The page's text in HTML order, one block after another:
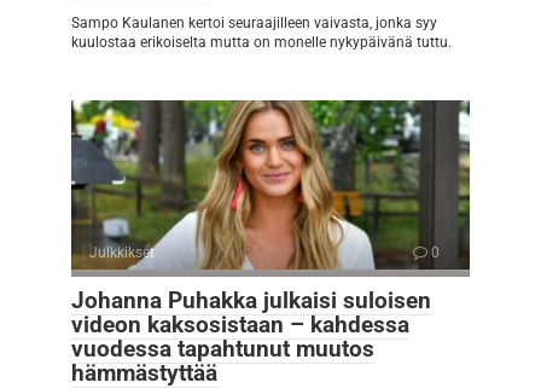
Sampo Kaulanen kertoi seuraajilleen vaivasta, jonka syy
kuulostaa erikoiselta mutta on monelle nykypäivänä tuttu.
Julkkikset 0
Johanna Puhakka julkaisi suloisen
videon kaksosistaan – kahdessa
vuodessa tapahtunut muutos
hämmästyttää